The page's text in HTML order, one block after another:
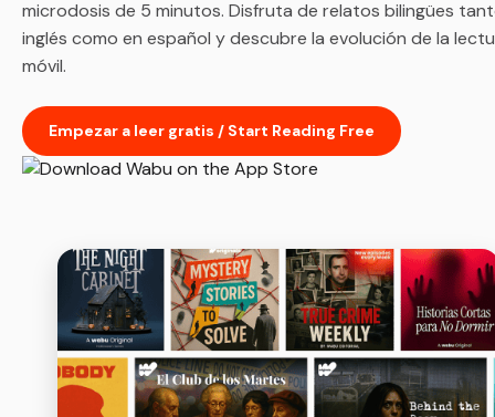
microdosis de 5 minutos. Disfruta de relatos bilingües
inglés como en español y descubre la evolución de la
móvil.
Empezar a leer gratis / Start Reading Free